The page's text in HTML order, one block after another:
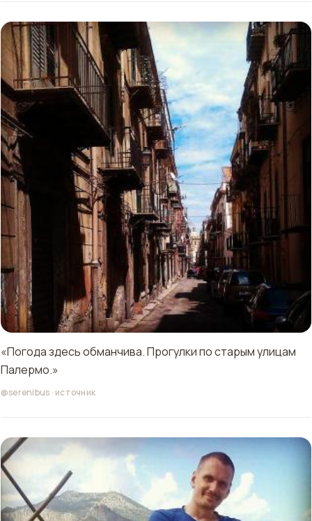
«Погода здесь обманчива. Прогулки по старым улицам
Палермо.»
@serenibus · источник